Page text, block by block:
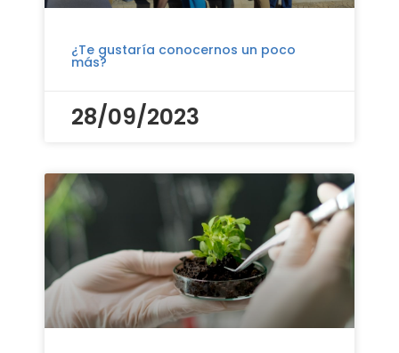
¿Te gustaría conocernos un poco
más?
28/09/2023